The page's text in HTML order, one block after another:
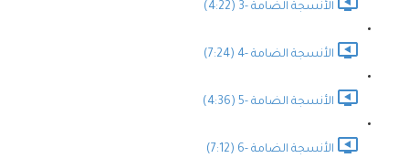
الأنسجة الضامة -3 (4:22)
الأنسجة الضامة -4 (7:24)
الأنسجة الضامة -5 (4:36)
الأنسجة الضامة -6 (7:12)